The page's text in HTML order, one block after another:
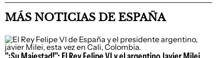
MÁS NOTICIAS DE ESPAÑA